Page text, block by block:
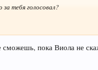
тебя голосовал?
сможешь, пока Виола не